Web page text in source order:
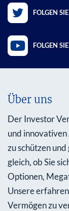
FOLGEN
FOLGEN
Über uns
Der Investor
und
zu schützen
gleich, ob Sie
Optionen,
Unsere
Vermögen zu